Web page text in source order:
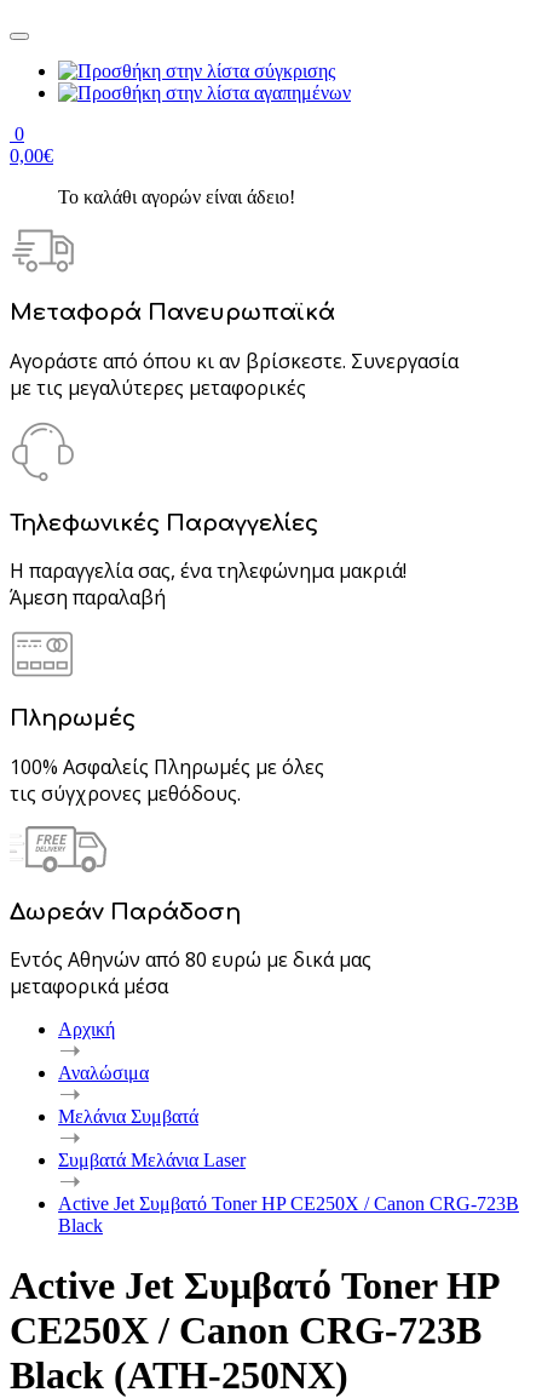
0
0,00€
Το καλάθι αγορών είναι άδειο!
Μεταφορά Πανευρωπαϊκά
Αγοράστε από όπου κι αν βρίσκεστε. Συνεργασία
με τις μεγαλύτερες μεταφορικές
Τηλεφωνικές Παραγγελίες
Η παραγγελία σας, ένα τηλεφώνημα μακριά!
Άμεση παραλαβή
Πληρωμές
100% Ασφαλείς Πληρωμές με όλες
τις σύγχρονες μεθόδους.
Δωρεάν Παράδοση
Εντός Αθηνών από 80 ευρώ με δικά μας
μεταφορικά μέσα
Αρχική
Αναλώσιμα
Μελάνια Συμβατά
Συμβατά Μελάνια Laser
Active Jet Συμβατό Toner HP CE250X / Canon CRG-723B
Black
Active Jet Συμβατό Toner HP
CE250X / Canon CRG-723B
Black (ATH-250NX)